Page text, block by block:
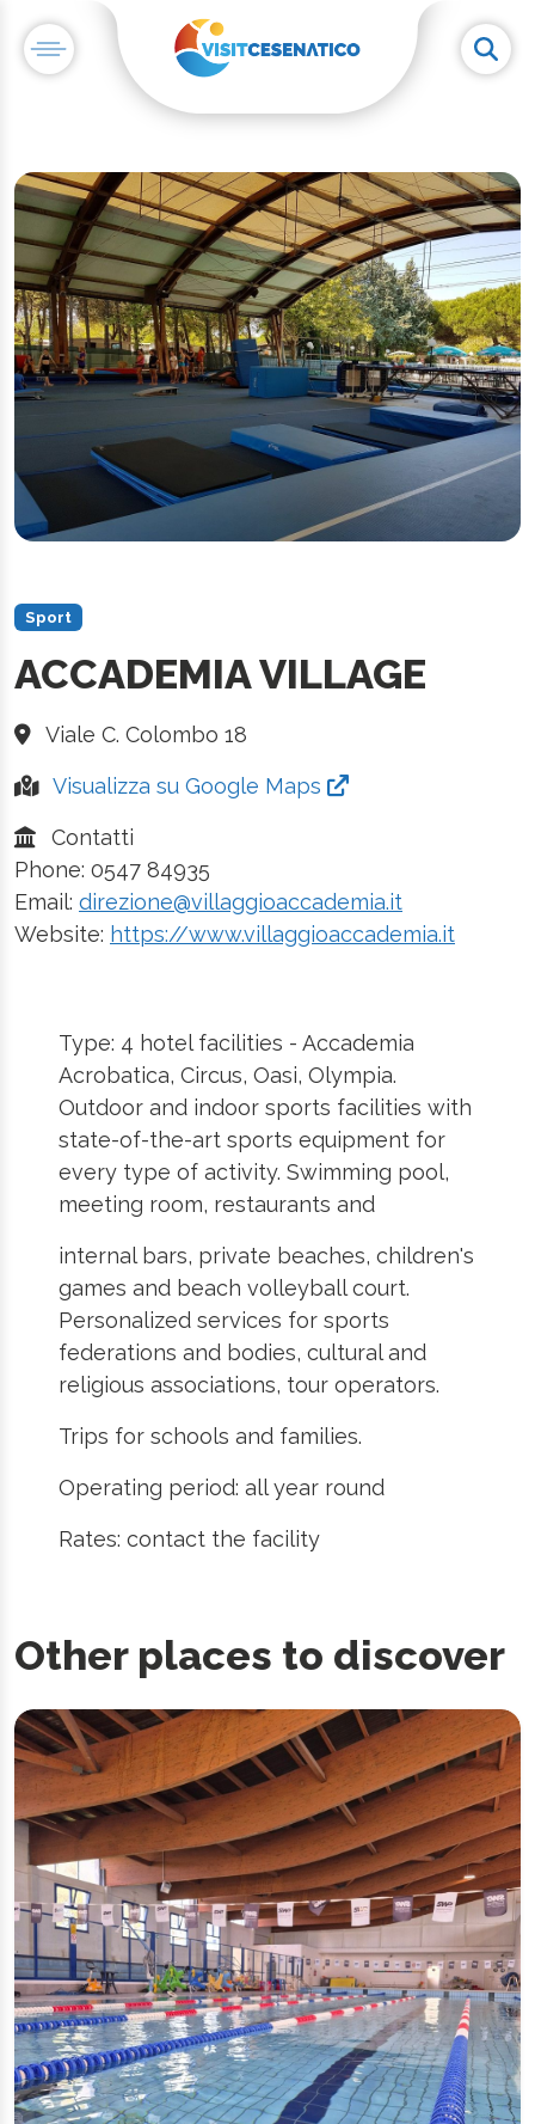
Sport
ACCADEMIA VILLAGE
Viale C. Colombo 18
Visualizza su Google Maps
Contatti
Phone: 0547 84935
Email: direzione@villaggioaccademia.it
Website: https://www.villaggioaccademia.it
Type: 4 hotel facilities - Accademia
Acrobatica, Circus, Oasi, Olympia.
Outdoor and indoor sports facilities with
state-of-the-art sports equipment for
every type of activity. Swimming pool,
meeting room, restaurants and
internal bars, private beaches, children's
games and beach volleyball court.
Personalized services for sports
federations and bodies, cultural and
religious associations, tour operators.
Trips for schools and families.
Operating period: all year round
Rates: contact the facility
Other places to discover